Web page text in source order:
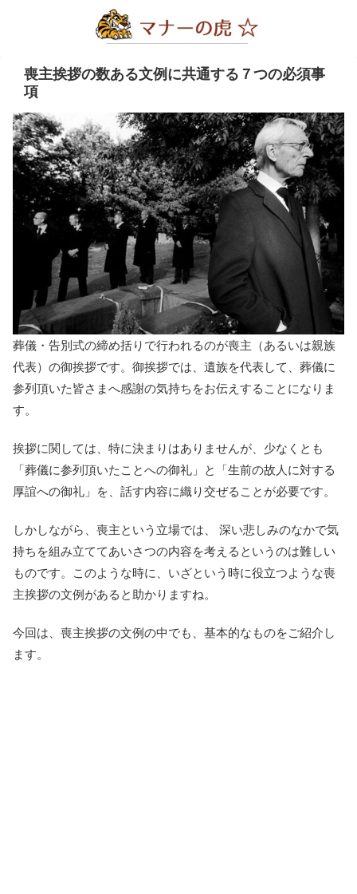
喪主挨拶の数ある文例に共通する７つの必須事
項
葬儀・告別式の締め括りで行われるのが喪主（あるいは親族
代表）の御挨拶です。御挨拶では、遺族を代表して、葬儀に
参列頂いた皆さまへ感謝の気持ちをお伝えすることになりま
す。
挨拶に関しては、特に決まりはありませんが、少なくとも
「葬儀に参列頂いたことへの御礼」と「生前の故人に対する
厚誼への御礼」を、話す内容に織り交ぜることが必要です。
しかしながら、喪主という立場では、 深い悲しみのなかで気
持ちを組み立ててあいさつの内容を考えるというのは難しい
ものです。このような時に、いざという時に役立つような喪
主挨拶の文例があると助かりますね。
今回は、喪主挨拶の文例の中でも、基本的なものをご紹介し
ます。